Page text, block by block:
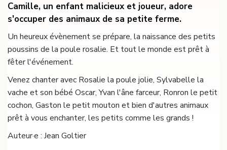
Camille, un enfant malicieux et joueur, adore
s'occuper des animaux de sa petite ferme.
Un heureux évènement se prépare, la naissance des petits
poussins de la poule rosalie. Et tout le monde est prêt à
fêter l'événement.
Venez chanter avec Rosalie la poule jolie, Sylvabelle la
vache et son bébé Oscar, Yvan l'âne farceur, Ronron le petit
cochon, Gaston le petit mouton et bien d'autres animaux
prêt à vous enchanter, les petits comme les grands !
Auteur·e : Jean Goltier